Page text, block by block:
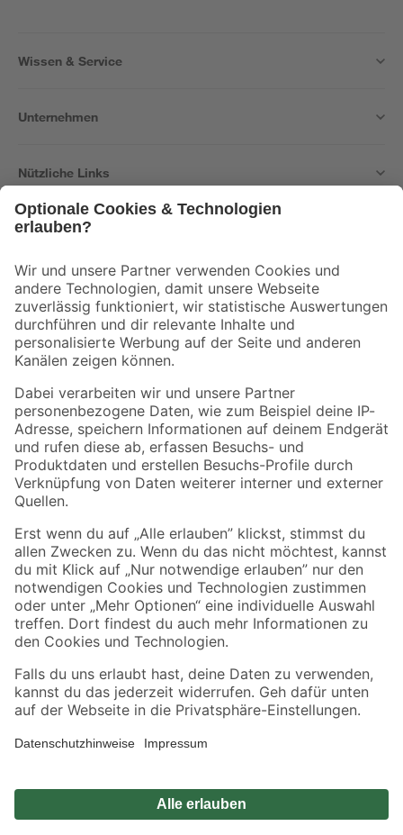
Wissen & Service
Unternehmen
Nützliche Links
Der toom Newsletter: Keine Angebote und Aktionen mehr verpassen!
Zur Newsletter Anmeldung
Folge uns
Zahlungsarten Versandarten
Sicher einkaufen
Jetzt die toom-App herunterladen
Alle Preisangaben in EUR inkl. gesetzl. MwSt.. Die dargestellten Angebote sind unter
Umständen nicht in allen Märkten verfügbar. Die angegebenen Verfügbarkeiten beziehen
Produkte nur solange der Vorrat reicht.
*Paketversand ab 59 € versandkostenfrei, gilt nicht für Artikel mit Speditionsversand, hier
Privatsphäre Impressum
Nutzungsbedingungen
Widerrufsrecht Vertrag widerrufen